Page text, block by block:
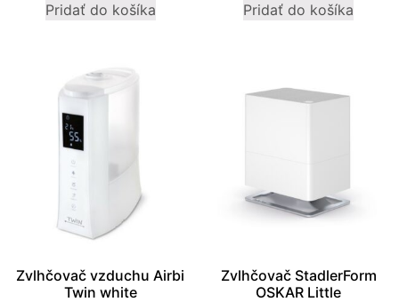
Pridať do košíka Pridať do košíka
Zvlhčovač vzduchu Airbi
Twin white
Zvlhčovač StadlerForm
OSKAR Little
zlepšiť
stránky na
In order for our
website to